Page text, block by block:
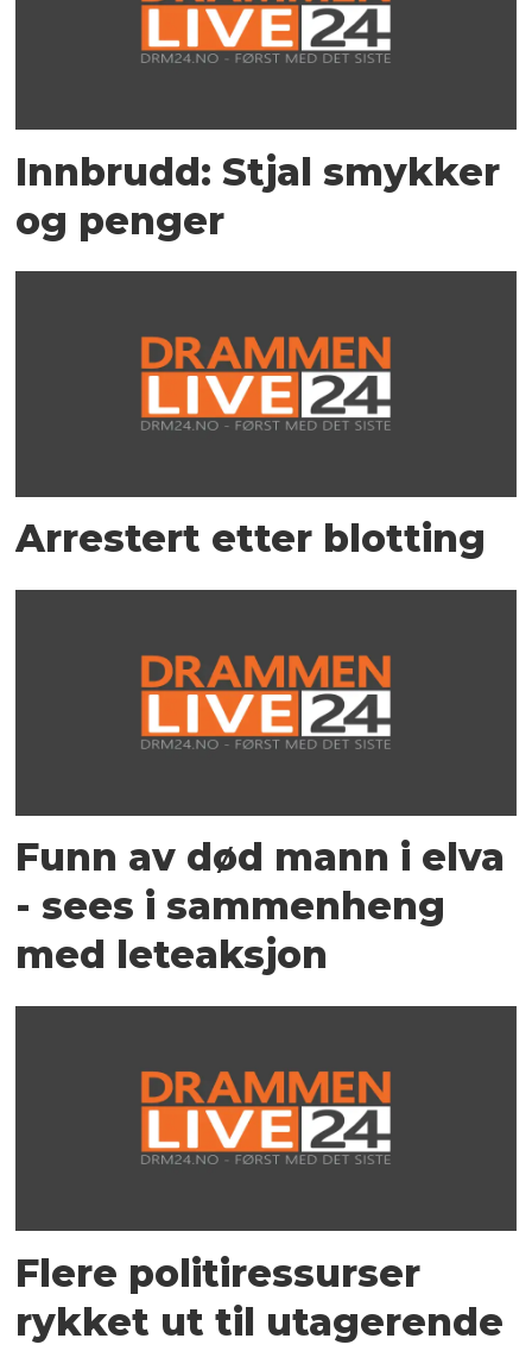
Innbrudd: Stjal smykker
og penger
Arrestert etter blotting
Funn av død mann i elva
- sees i sammenheng
med leteaksjon
Flere politiressurser
rykket ut til utagerende